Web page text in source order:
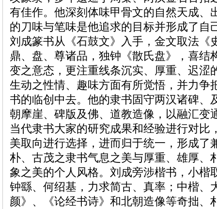
有佳作。他深刻体味甲骨文的自然天成、
的刀味与笔味是他追求的目标并形成了自
刘成篆书从《石鼓文》入手，金文取法《
鼎、盘、尊诸品，独钟《散氏盘》，喜结
变之意态，更注重线条沉实、厚重、迟涩
生动之性情、趣味方面有所觉悟，并力争
书的临创中去。他的隶书固守两汉诸碑、
朝摩崖、碑版及佛、道教造像，以融汇变
当代隶书大家的研究成果和经验进行对比
美取向进行选择，进而归于统一，形成了
朴、古茂之隶书气息之美与厚重、雄厚、
象之美的个人风格。刘成旁涉楷书，小楷
钟繇、何绍基，力求简古、真率；中楷、
颜》、《论经书诗》和北朝造像等奇拙、